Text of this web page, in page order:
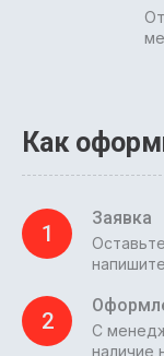
Как
1
Заявка
2
С
наличие